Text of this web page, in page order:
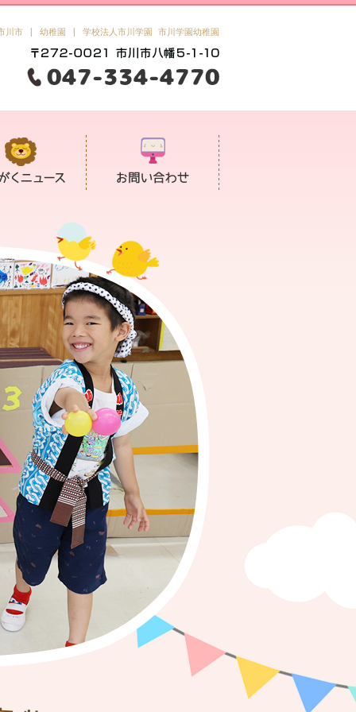
川市 | 幼稚園 | 学校法人市川学園 市川学園幼稚園